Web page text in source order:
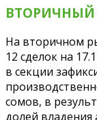
На вторичном
12 сделок на
в секции
сомов, в
долей